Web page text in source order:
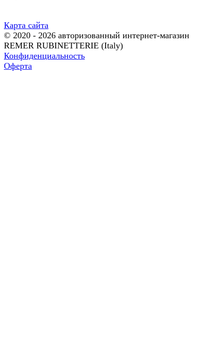
Карта сайта
© 2020 - 2026 авторизованный интернет-магазин
REMER RUBINETTERIE (Italy)
Конфиденциальность
Оферта